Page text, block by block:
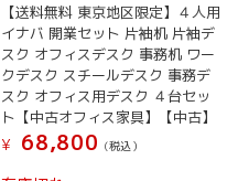
【送料無料 東京地区限定】４人用
イナバ 開業セット 片袖机 片袖デ
スク オフィスデスク 事務机 ワー
クデスク スチールデスク 事務デ
スク オフィス用デスク ４台セッ
ト【中古オフィス家具】【中古】
¥
68,800 (税込）